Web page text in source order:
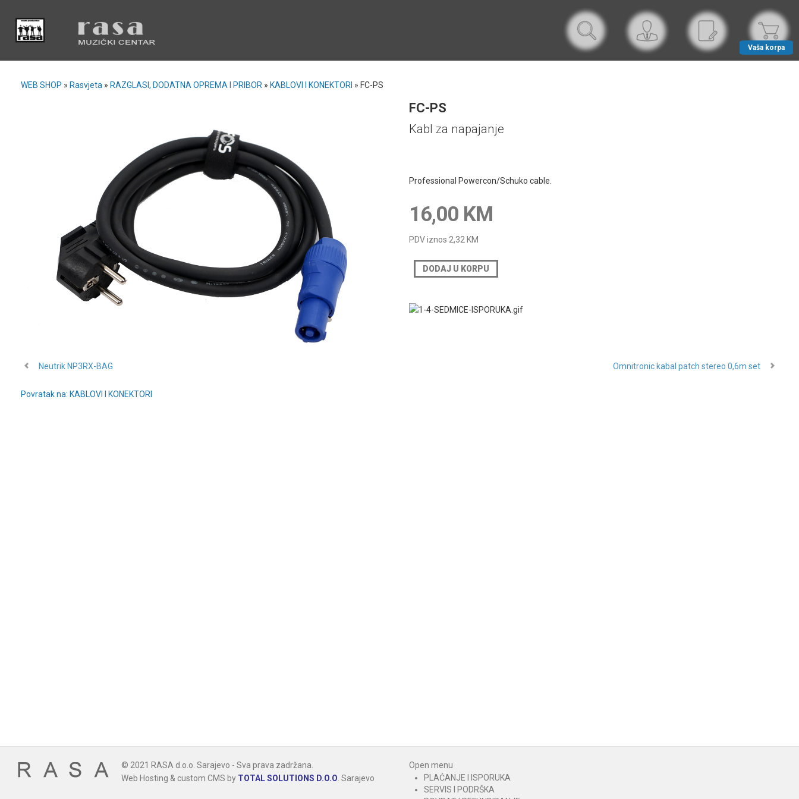
Vaša korpa
WEB SHOP » Rasvjeta » RAZGLASI, DODATNA OPREMA I PRIBOR » KABLOVI I KONEKTORI » FC-PS
FC-PS
Kabl za napajanje
Professional Powercon/Schuko cable.
16,00 KM
PDV iznos 2,32 KM
Omnitronic kabal patch stereo 0,6m set
Neutrik NP3RX-BAG
Povratak na: KABLOVI I KONEKTORI
© 2021 RASA d.o.o. Sarajevo - Sva prava zadržana.
Web Hosting & custom CMS by TOTAL SOLUTIONS D.O.O Sarajevo
Open menu
PLAĆANJE I ISPORUKA
SERVIS I PODRŠKA